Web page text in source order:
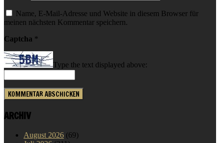
Name, E-Mail-Adresse und Website in diesem Browser für
meinen nächsten Kommentar speichern.
Captcha *
Type the text displayed above:
ARCHIV
August 2026 (69)